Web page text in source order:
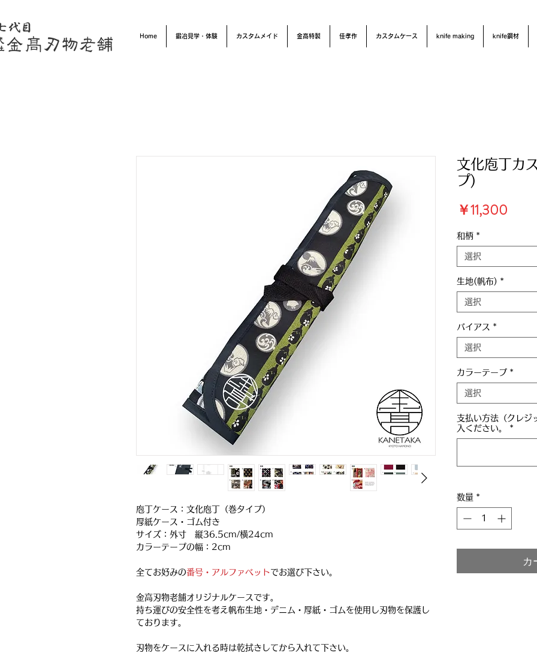
Home 鍛冶見学・体験 カスタムメイド 金高特製 佳孝作 カスタムケース knife making knife鋼材
庖丁ケース：文化庖丁（巻タイプ）
厚紙ケース・ゴム付き
サイズ：外寸 縦36.5cm/横24cm
カラーテープの幅：2cm
全てお好みの番号・アルファベットでお選び下さい。
金高刃物老舗オリジナルケースです。
持ち運びの安全性を考え帆布生地・デニム・厚紙・ゴムを使用し刃物を保護し
ております。
刃物をケースに入れる時は乾拭きしてから入れて下さい。
文化庖丁カ
プ)
￥11,300
和柄 *
選択
生地(帆布) *
選択
バイアス *
選択
カラーテープ *
選択
支払い方法（クレジ
入ください。
*
数量 *
カ